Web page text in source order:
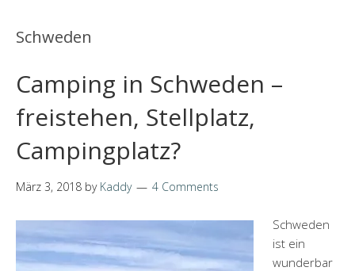
Schweden
Camping in Schweden –
freistehen, Stellplatz,
Campingplatz?
März 3, 2018 by Kaddy 4 Comments
Schweden
ist ein
wunderbar